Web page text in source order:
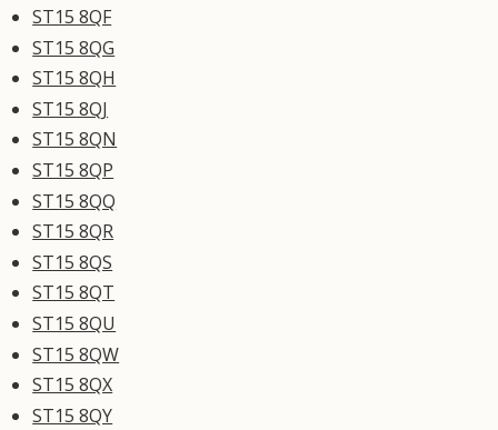
ST15 8QF
ST15 8QG
ST15 8QH
ST15 8QJ
ST15 8QN
ST15 8QP
ST15 8QQ
ST15 8QR
ST15 8QS
ST15 8QT
ST15 8QU
ST15 8QW
ST15 8QX
ST15 8QY